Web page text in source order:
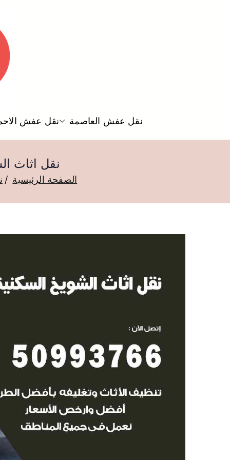
نقل عفش العاصمة نقل عفش
نقل اثاث الشويخ
الصفحة الرئيسية